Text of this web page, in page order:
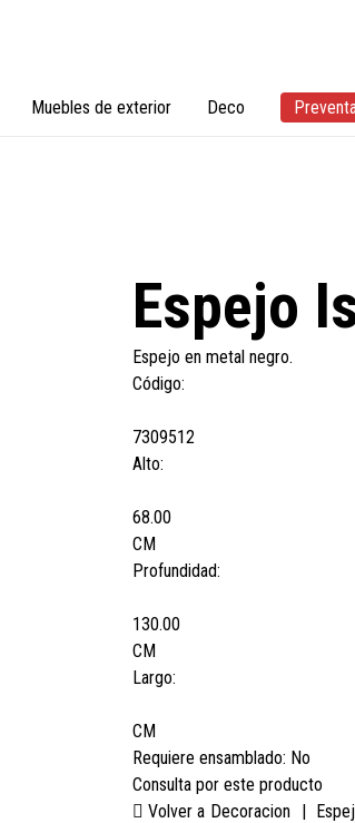
Muebles de exterior Deco
Espejo
Espejo en metal negro.
Código:
7309512
Alto:
68.00
CM
Profundidad:
130.00
CM
Largo:
CM
Requiere ensamblado: No
Consulta por este producto
Volver a Decoracion |